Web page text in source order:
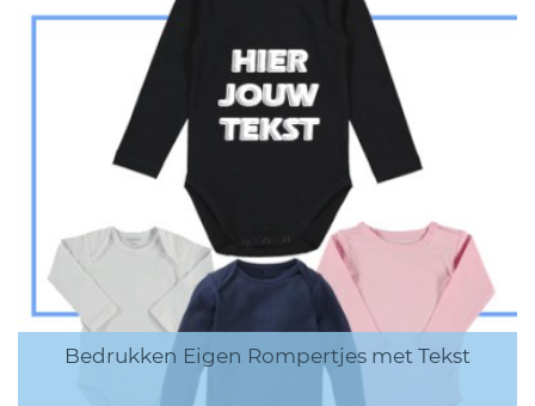
Bedrukken Eigen Rompertjes met Tekst